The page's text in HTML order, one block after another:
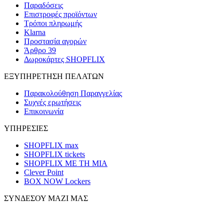
Παραδόσεις
Επιστροφές προϊόντων
Τρόποι πληρωμής
Klarna
Προστασία αγορών
Άρθρο 39
Δωροκάρτες SHOPFLIX
ΕΞΥΠΗΡΕΤΗΣΗ ΠΕΛΑΤΩΝ
Παρακολούθηση Παραγγελίας
Συχνές ερωτήσεις
Επικοινωνία
ΥΠΗΡΕΣΙΕΣ
SHOPFLIX max
SHOPFLIX tickets
SHOPFLIX ΜΕ ΤΗ ΜΙΑ
Clever Point
BOX NOW Lockers
ΣΥΝΔΕΣΟΥ ΜΑΖΙ ΜΑΣ